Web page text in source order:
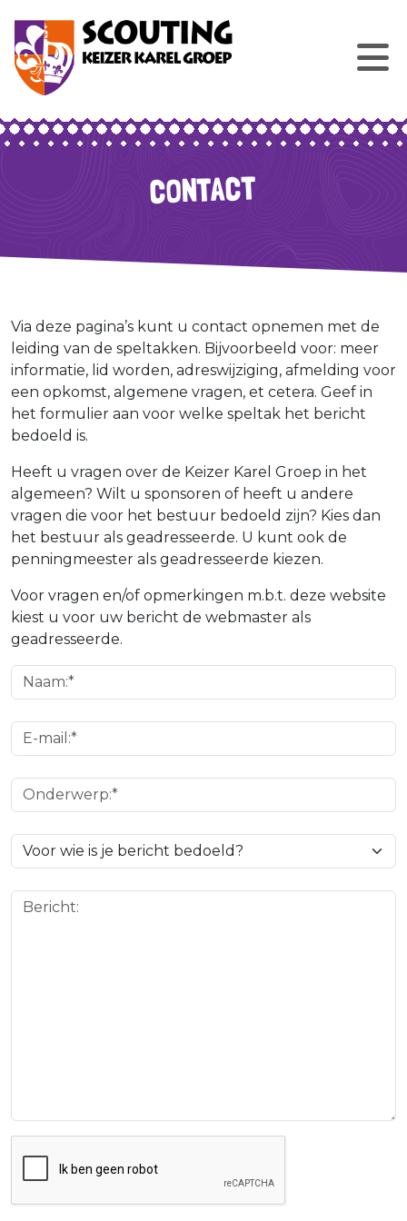
CONTACT
Via deze pagina’s kunt u contact opnemen met de
leiding van de speltakken. Bijvoorbeeld voor: meer
informatie, lid worden, adreswijziging, afmelding voor
een opkomst, algemene vragen, et cetera. Geef in
het formulier aan voor welke speltak het bericht
bedoeld is.
Heeft u vragen over de Keizer Karel Groep in het
algemeen? Wilt u sponsoren of heeft u andere
vragen die voor het bestuur bedoeld zijn? Kies dan
het bestuur als geadresseerde. U kunt ook de
penningmeester als geadresseerde kiezen.
Voor vragen en/of opmerkingen m.b.t. deze website
kiest u voor uw bericht de webmaster als
geadresseerde.